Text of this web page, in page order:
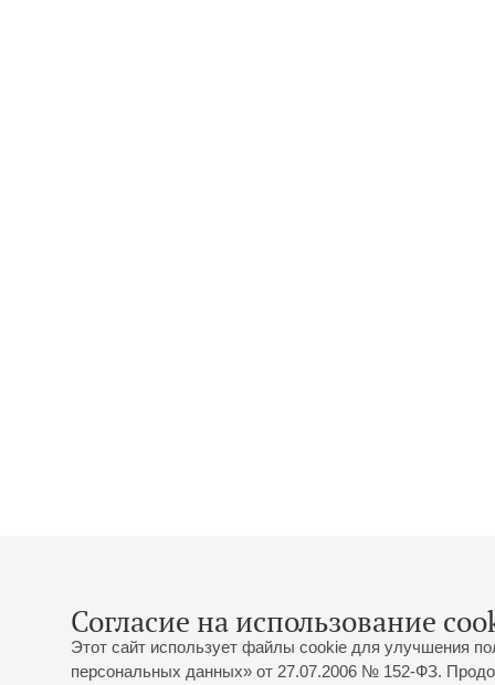
Согласие на использование
Этот сайт использует файлы cookie для улучшения
персональных данных» от 27.07.2006 № 152-ФЗ.